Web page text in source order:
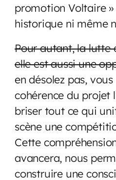
promotion Voltaire »
historique ni même
Pour autant, la lutte
elle est aussi une
en désolez pas,
cohérence du projet
briser tout ce qui
scène une
Cette
avancera, nous
construire une